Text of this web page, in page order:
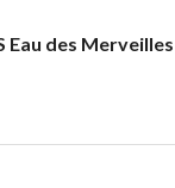
Eau des